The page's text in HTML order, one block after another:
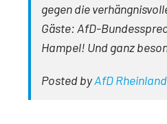
gegen die
Gäste: AfD-
Hampel! Und ganz
Posted byAfD